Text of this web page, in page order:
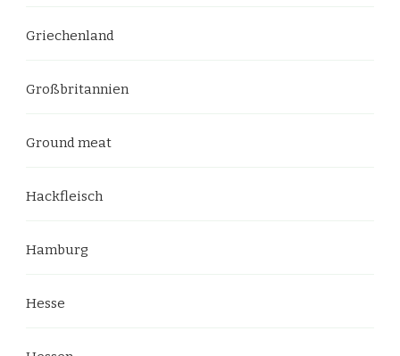
Griechenland
Großbritannien
Ground meat
Hackfleisch
Hamburg
Hesse